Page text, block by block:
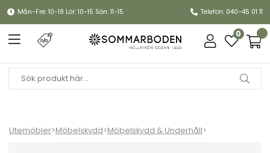
Mån-Fre: 10-18 Lör: 10-15 Sön: 11-15 Telefon: 040-45 01 11
0
Utemöbler>Möbelskydd>Möbelskydd & Underhåll>